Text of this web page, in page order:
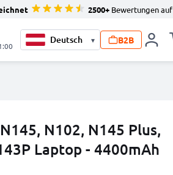
2500+ Bewertungen auf
▾ B2B
N102, N145 Plus,
Laptop - 4400mAh